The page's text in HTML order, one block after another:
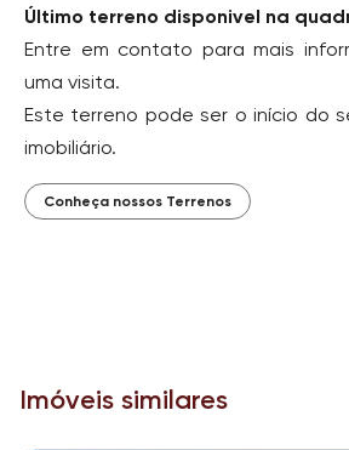
Último terreno disponivel na
Entre em contato para mais
uma visita.
Este terreno pode ser o início do
imobiliário.
Conheça nossos Terrenos
Imóveis similares